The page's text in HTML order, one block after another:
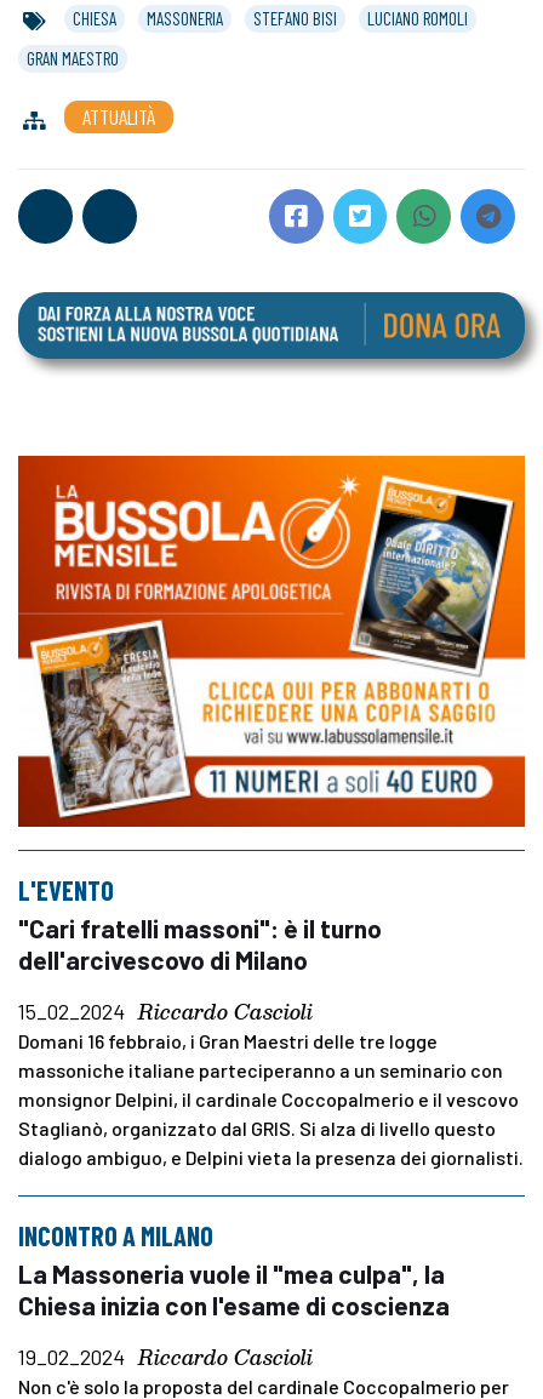
CHIESA MASSONERIA STEFANO BISI
LUCIANO ROMOLI
GRAN MAESTRO
ATTUALITÀ
L'EVENTO
"Cari fratelli massoni": è il turno
dell'arcivescovo di Milano
15_02_2024 Riccardo Cascioli
Domani 16 febbraio, i Gran Maestri delle tre logge
massoniche italiane parteciperanno a un seminario con
monsignor Delpini, il cardinale Coccopalmerio e il vescovo
Staglianò, organizzato dal GRIS. Si alza di livello questo
dialogo ambiguo, e Delpini vieta la presenza dei giornalisti.
INCONTRO A MILANO
La Massoneria vuole il "mea culpa", la
Chiesa inizia con l'esame di coscienza
19_02_2024 Riccardo Cascioli
Non c'è solo la proposta del cardinale Coccopalmerio per